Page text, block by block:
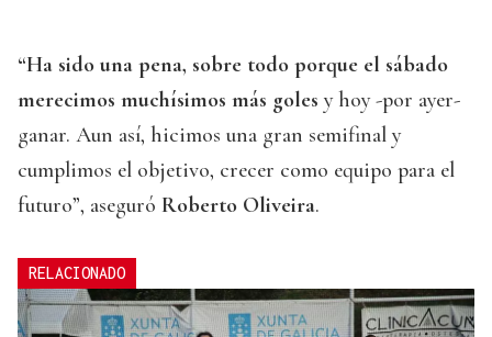
“Ha sido una pena, sobre todo porque el sábado
merecimos muchísimos más goles y hoy -por ayer-
ganar. Aun así, hicimos una gran semifinal y
cumplimos el objetivo, crecer como equipo para el
futuro”, aseguró Roberto Oliveira.
RELACIONADO